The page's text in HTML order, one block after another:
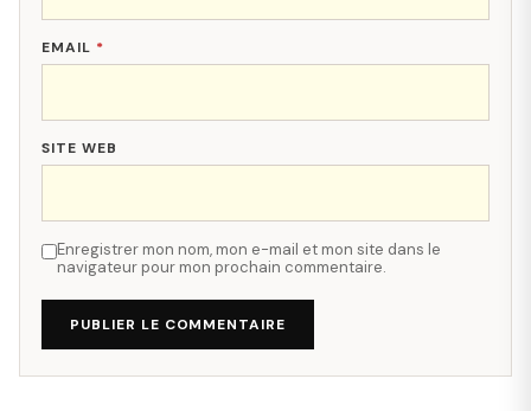
EMAIL *
SITE WEB
Enregistrer mon nom, mon e-mail et mon site dans le
navigateur pour mon prochain commentaire.
PUBLIER LE COMMENTAIRE